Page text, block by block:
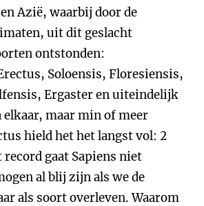
Azië, waarbij door de
uit dit geslacht
ontstonden:
Soloensis, Floresiensis,
Ergaster en uiteindelijk
elkaar, maar min of meer
hield het het langst vol: 2
gaat Sapiens niet
al blij zijn als we de
als soort overleven. Waarom